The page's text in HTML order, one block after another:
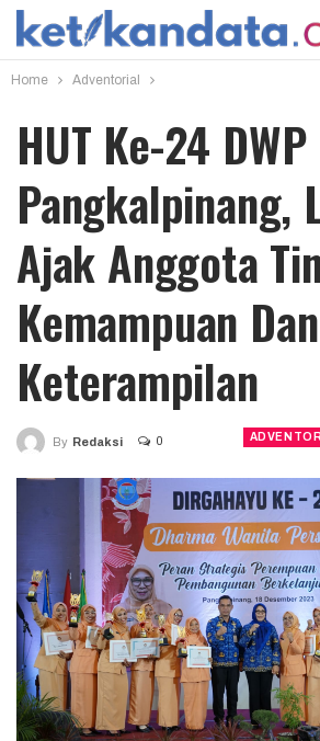
Home Adventorial
HUT Ke-24
Pangkalpinang,
Ajak Anggota
Kemampuan Dan
Keterampilan
By Redaksi 0